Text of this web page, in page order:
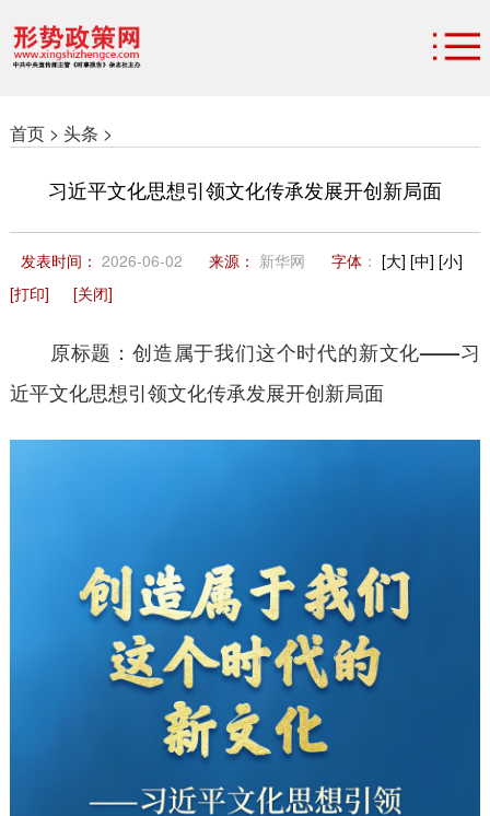
首页 > 头条 >
习近平文化思想引领文化传承发展开创新局面
发表时间： 2026-06-02 来源： 新华网 字体： [大] [中] [小]
[打印]
[关闭]
原标题：创造属于我们这个时代的新文化——习
近平文化思想引领文化传承发展开创新局面